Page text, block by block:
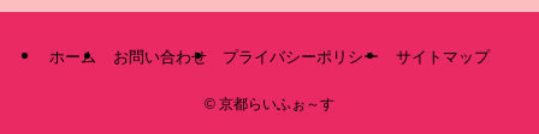
ホーム お問い合わせ プライバシーポリシー サイトマップ
© 京都らいふぉ～す